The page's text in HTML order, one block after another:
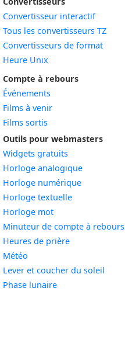
Convertisseur interactif
Tous les convertisseurs TZ
Convertisseurs de format
Heure Unix
Compte à rebours
Événements
Films à venir
Films sortis
Outils pour webmasters
Widgets gratuits
Horloge analogiqueWidget
Horloge numériqueWidget
Horloge textuelleWidget
Horloge motWidget
Minuteur de compte à rebours
Heures de prièreWidget
Météo
Lever et coucher du soleil
Phase lunaireWidget